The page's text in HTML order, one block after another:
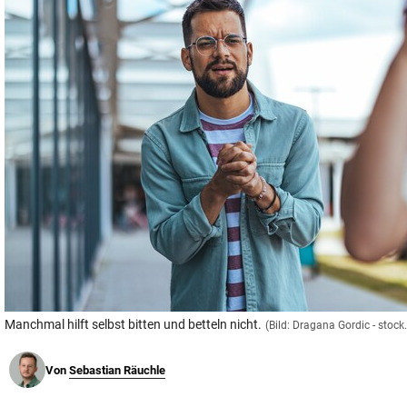
© Krone Multimedia GmbH & Co KG 2026
Muthgasse 2, 1190 Wien
Manchmal hilft selbst bitten und betteln nicht. (Bild: Dragana Gordic -
Von Sebastian Räuchle